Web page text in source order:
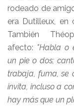
rodeado de
era Dutilleux, en
También
afecto: "Habla o
un pie o dos;
trabaja, fuma, se
invita, incluso a
hay más que un